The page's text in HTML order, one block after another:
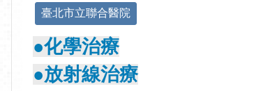
臺北市立聯合醫院
●化學治療
●放射線治療